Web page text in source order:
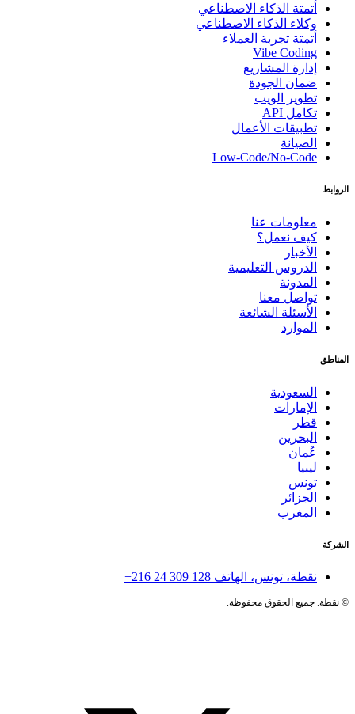
أتمتة الذكاء الاصطناعي
وكلاء الذكاء الاصطناعي
أتمتة تجربة العملاء
Vibe Coding
إدارة المشاريع
ضمان الجودة
تطوير الويب
تكامل API
تطبيقات الأعمال
الصيانة
Low-Code/No-Code
الروابط
معلومات عنا
كيف نعمل؟
الأخبار
الدروس التعليمية
المدونة
تواصل معنا
الأسئلة الشائعة
الموارد
المناطق
السعودية
الإمارات
قطر
البحرين
عُمان
ليبيا
تونس
الجزائر
المغرب
الشركة
نقطة، تونس، الهاتف+216 24 309 128
©نقطة. جميع الحقوق محفوظة.